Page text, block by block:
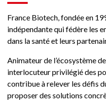
France Biotech, fondée en
indépendante qui fédère les
dans la santé et leurs
Animateur de l’écosystème
interlocuteur privilégié des
contribue à relever les défis
proposer des solutions